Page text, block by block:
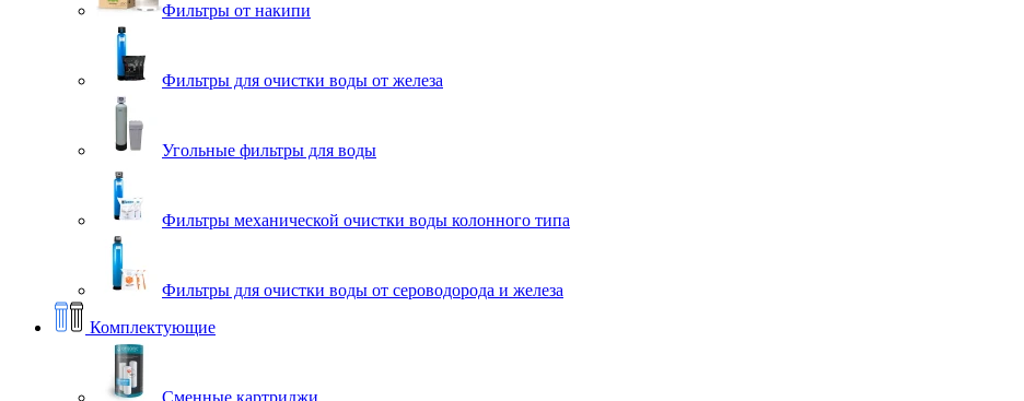
Фильтры от накипи
Фильтры для очистки воды от железа
Угольные фильтры для воды
Фильтры механической очистки воды колонного типа
Фильтры для очистки воды от сероводорода и железа
Комплектующие
Сменные картриджи